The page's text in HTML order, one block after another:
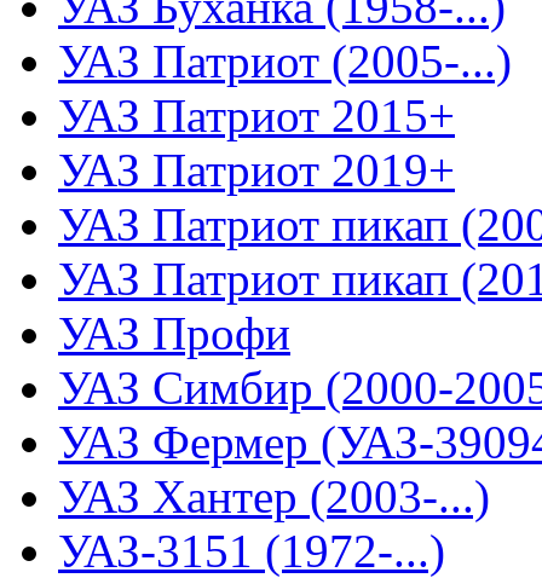
УАЗ Патриот (2005-...)
УАЗ Патриот 2015+
УАЗ Патриот 2019+
УАЗ Патриот пикап
УАЗ Патриот пикап
УАЗ Профи
УАЗ Симбир (2000-
УАЗ Фермер (УАЗ-
УАЗ Хантер (2003-...)
УАЗ-3151 (1972-...)